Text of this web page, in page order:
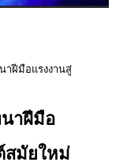
าฝีมือแรงงานสู่
นาฝีมือ
สมัยใหม่